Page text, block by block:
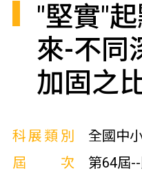
"堅實"
來-不同
加固之
科展類別
全國中
屆次
第64屆